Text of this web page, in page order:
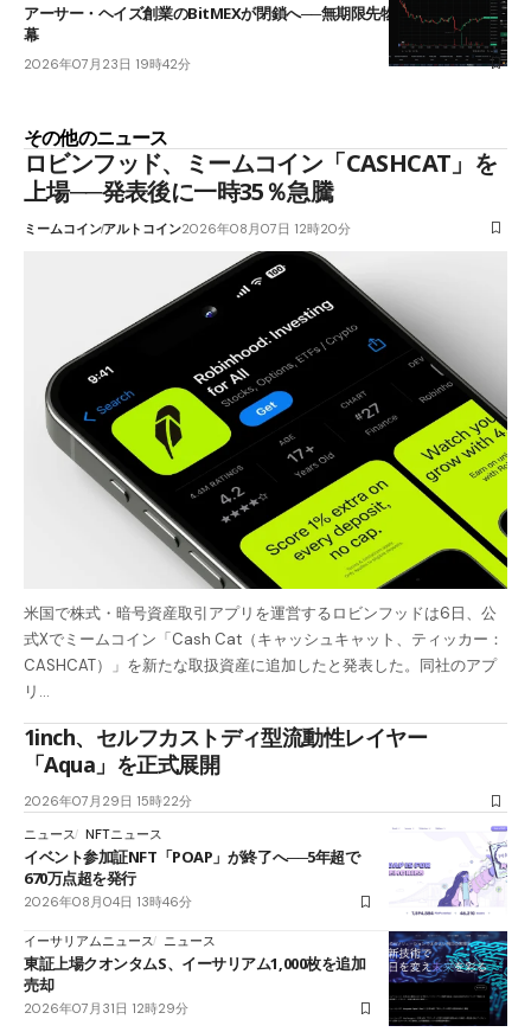
アーサー・ヘイズ創業のBitMEXが閉鎖へ──無期限先物を生んだ11年に
幕
2026年07月23日 19時42分
その他のニュース
ロビンフッド、ミームコイン「CASHCAT」を
上場──発表後に一時35％急騰
ミームコインアルトコイン2026年08月07日 12時20分
米国で株式・暗号資産取引アプリを運営するロビンフッドは6日、公
式Xでミームコイン「Cash Cat（キャッシュキャット、ティッカー：
CASHCAT）」を新たな取扱資産に追加したと発表した。同社のアプ
リ…
1inch、セルフカストディ型流動性レイヤー
「Aqua」を正式展開
2026年07月29日 15時22分
ニュース NFTニュース
イベント参加証NFT「POAP」が終了へ──5年超で
670万点超を発行
2026年08月04日 13時46分
イーサリアムニュース ニュース
東証上場クオンタムS、イーサリアム1,000枚を追加
売却
2026年07月31日 12時29分